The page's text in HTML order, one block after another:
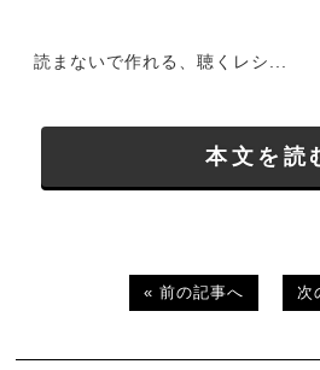
読まないで作れる、聴くレシ...
本文を読
« 前の記事へ 次